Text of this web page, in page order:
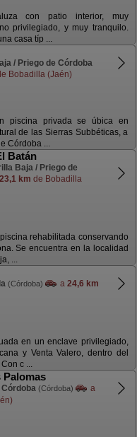
con patio interior, muy
privilegiado, y muy tranquilo.
casa típ ...
/ Priego de Córdoba
Bobadilla (Jaén)
piscina privada se úbica en
de las Sierras Subbéticas, a
Córdoba ...
Batán
Baja / Priego de
23,1 km de Bobadilla
rehabilitada conservando
Se encuentra en la localidad
...
(Córdoba) a 24,6 km
en un enclave privilegiado,
y Venta Valero, dentro del
c ...
Palomas
Córdoba (Córdoba)
a